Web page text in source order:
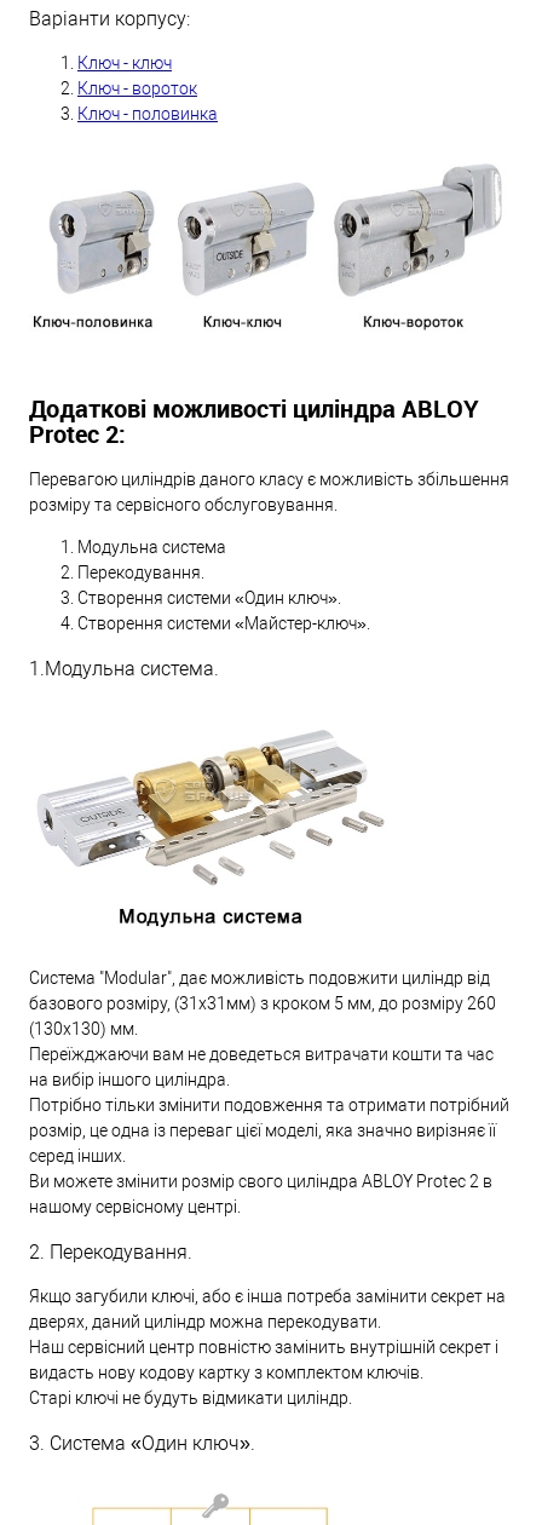
Варіанти корпусу:
Ключ - ключ
Ключ - вороток
Ключ - половинка
Додаткові можливості циліндра ABLOY
Protec 2:
Перевагою циліндрів даного класу є можливість збільшення
розміру та сервісного обслуговування.
Модульна система
Перекодування.
Створення системи «Один ключ».
Створення системи «Майстер-ключ».
1.Модульна система.
Система "Modular", дає можливість подовжити циліндр від
базового розміру, (31х31мм) з кроком 5 мм, до розміру 260
(130х130) мм.
Переїжджаючи вам не доведеться витрачати кошти та час
на вибір іншого циліндра.
Потрібно тільки змінити подовження та отримати потрібний
розмір, це одна із переваг цієї моделі, яка значно вирізняє її
серед інших.
Ви можете змінити розмір свого циліндра ABLOY Protec 2 в
нашому сервісному центрі.
2. Перекодування.
Якщо загубили ключі, або є інша потреба замінити секрет на
дверях, даний циліндр можна перекодувати.
Наш сервісний центр повністю замінить внутрішній секрет і
видасть нову кодову картку з комплектом ключів.
Старі ключі не будуть відмикати циліндр.
3. Система «Один ключ».